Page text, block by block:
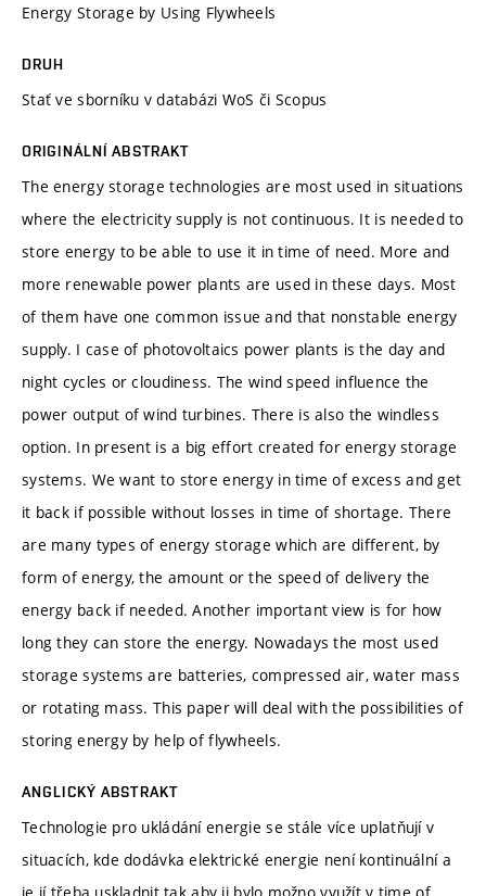
Energy Storage by Using Flywheels
DRUH
Stať ve sborníku v databázi WoS či Scopus
ORIGINÁLNÍ ABSTRAKT
The energy storage technologies are most used in situations
where the electricity supply is not continuous. It is needed to
store energy to be able to use it in time of need. More and
more renewable power plants are used in these days. Most
of them have one common issue and that nonstable energy
supply. I case of photovoltaics power plants is the day and
night cycles or cloudiness. The wind speed influence the
power output of wind turbines. There is also the windless
option. In present is a big effort created for energy storage
systems. We want to store energy in time of excess and get
it back if possible without losses in time of shortage. There
are many types of energy storage which are different, by
form of energy, the amount or the speed of delivery the
energy back if needed. Another important view is for how
long they can store the energy. Nowadays the most used
storage systems are batteries, compressed air, water mass
or rotating mass. This paper will deal with the possibilities of
storing energy by help of flywheels.
ANGLICKÝ ABSTRAKT
Technologie pro ukládání energie se stále více uplatňují v
situacích, kde dodávka elektrické energie není kontinuální a
je jí třeba uskladnit tak aby ji bylo možno využít v time of